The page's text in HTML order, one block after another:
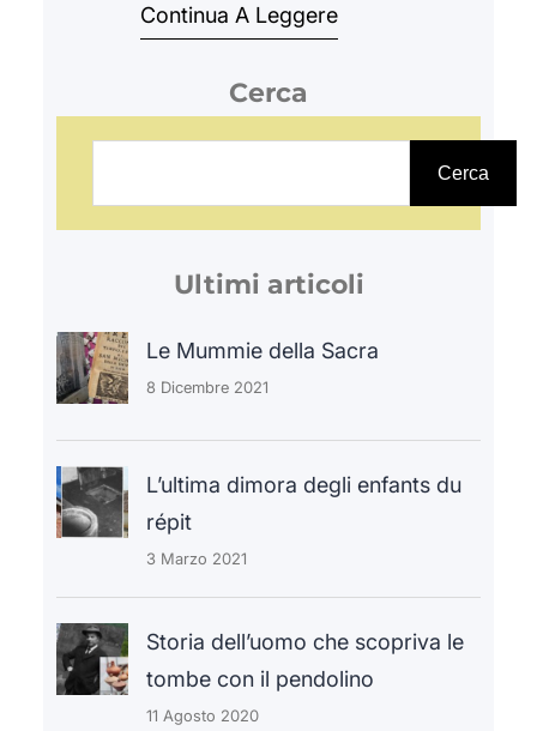
vallate circostanti, una manciata
sono questi gli ingredienti
Verbano-Cusio-Ossola e che ha
lettera, una tondeggiante…
Continua A Leggere
Cerca
Cerca
Ultimi articoli
Le Mummie della Sacra
8 Dicembre 2021
L’ultima dimora degli enfants du
répit
3 Marzo 2021
Storia dell’uomo che scopriva le
tombe con il pendolino
11 Agosto 2020